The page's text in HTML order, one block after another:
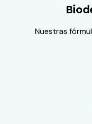
Nuestras